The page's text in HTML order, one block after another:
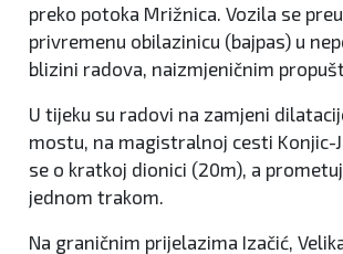
preko potoka Mrižnica. Vozila se
privremenu obilazinicu (bajpas) u
blizini radova, naizmjeničnim
U tijeku su radovi na zamjeni
mostu, na magistralnoj cesti Konjic-
se o kratkoj dionici (20m), a
jednom trakom.
Na graničnim prijelazima Izačić,